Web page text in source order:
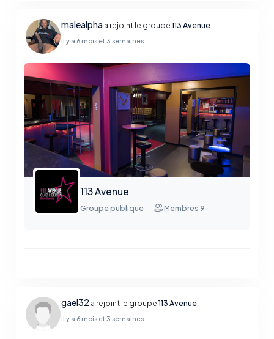
malealphaa rejoint le groupe113 Avenue
il y a 6 mois et 3 semaines
113 Avenue
Groupe publique Membres 9
gael32 a rejoint le groupe113 Avenue
il y a 6 mois et 3 semaines